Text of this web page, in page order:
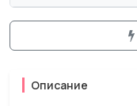
Описание